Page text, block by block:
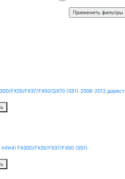
FX35/FX37/FX50/QX70 (S51) 2008-2012 дорест
FX30D/FX35/FX37/FX50 (S51)